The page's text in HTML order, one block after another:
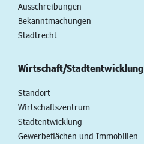
Ausschreibungen
Bekanntmachungen
Stadtrecht
Wirtschaft/Stadtentwicklung
Standort
Wirtschaftszentrum
Stadtentwicklung
Gewerbeflächen und Immobilien